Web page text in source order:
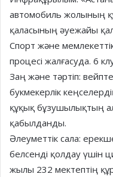
автомобиль жолының
қаласының әуежайы
Спорт және
процесі жалғасуда. 6
Заң және тәртіп:
букмекерлік
құқық бұзушылықтың
қабылданды.
Әлеуметтік сала:
белсенді қолдау үшін
жылы 232 мектептің